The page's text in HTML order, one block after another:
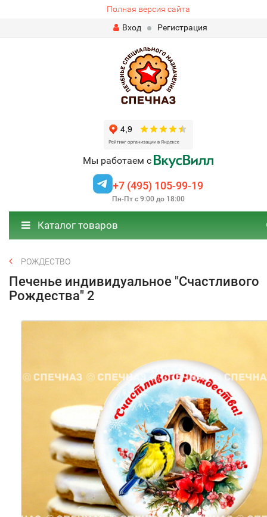
Полная версия сайта
Вход
Регистрация
Мы работаем с
+7 (495) 105-99-19
Пн-Пт с 9:00 до 18:00
Каталог товаров
РОЖДЕСТВО
Печенье индивидуальное "Счастливого
Рождества" 2